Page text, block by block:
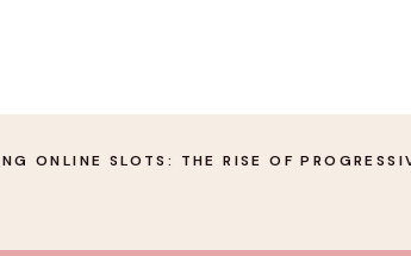
ONLINE SLOTS: THE RISE OF